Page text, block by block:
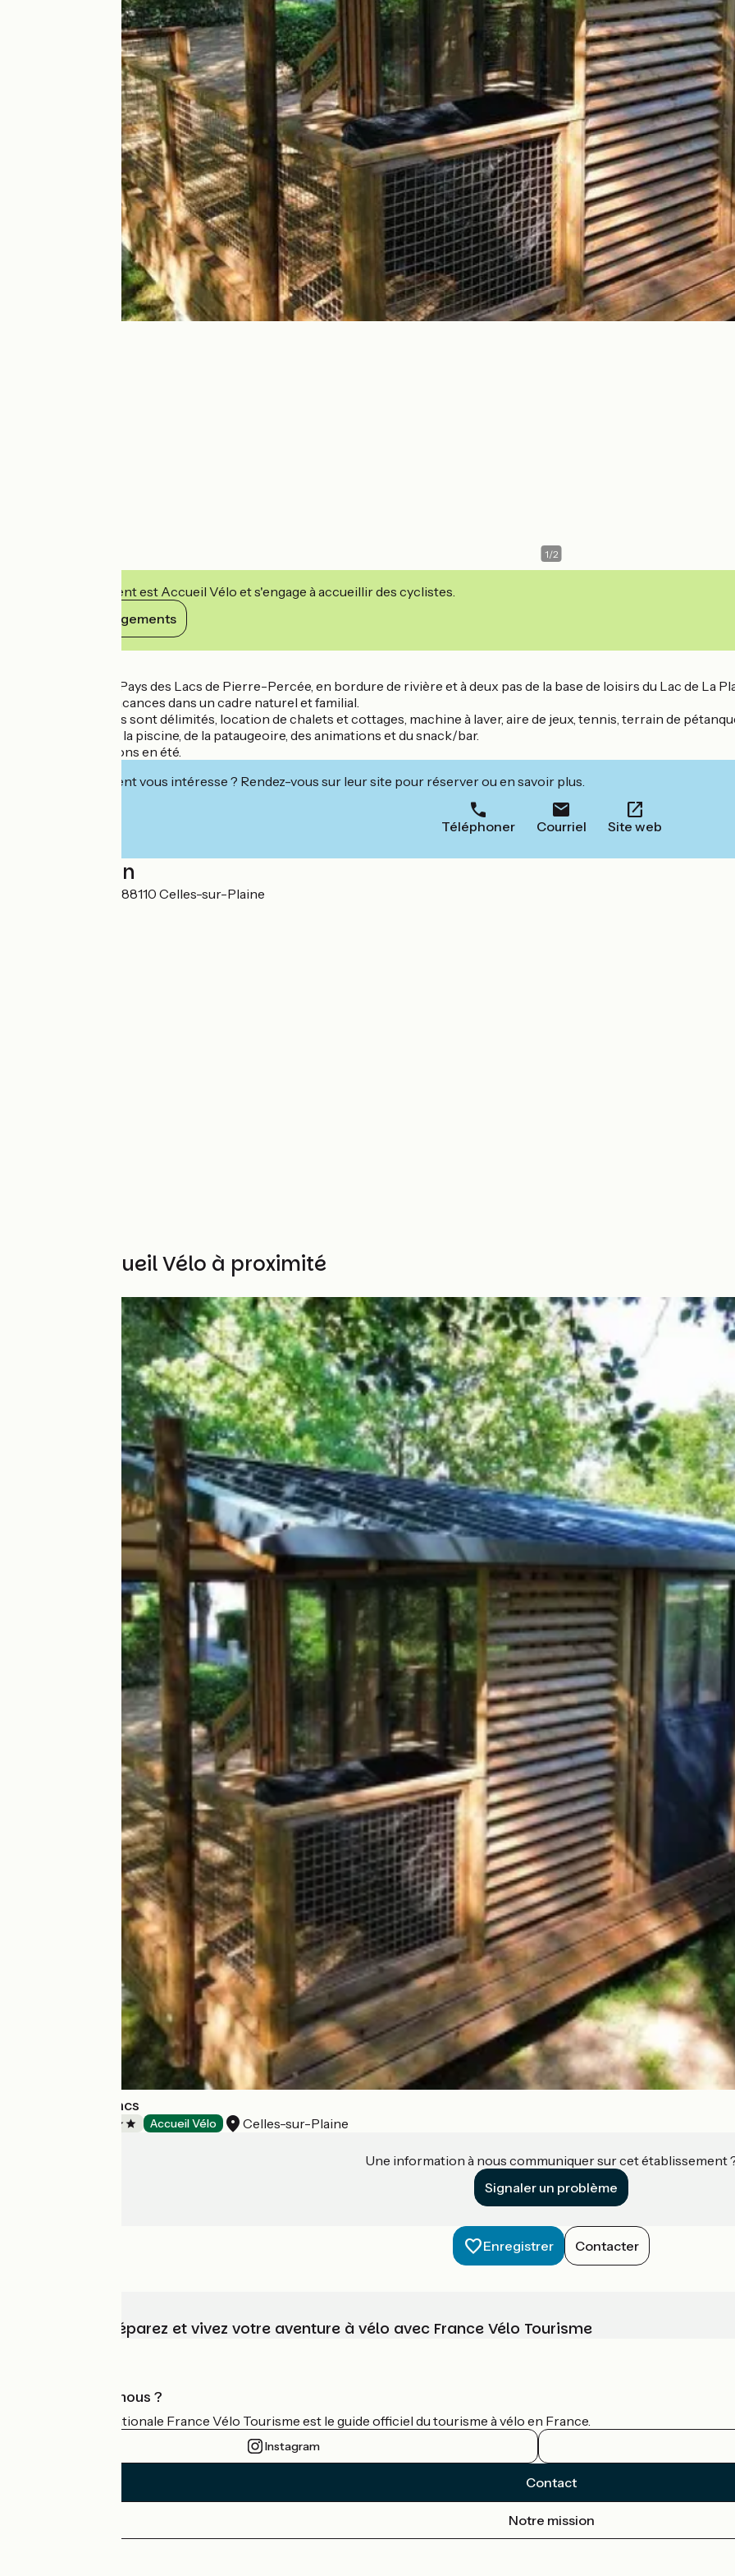
1/2
Cet établissement est Accueil Vélo et s'engage à accueillir des cyclistes.
Voir ses engagements
Situé au coeur du Pays des Lacs de Pierre-Percée, en bordure de rivière et à deux pas de la base de loisirs du Lac de La
pleinement des vacances dans un cadre naturel et familial.
Les emplacements sont délimités, location de chalets et cottages, machine à laver, aire de jeux, tennis, terrain de
En été, profitez de la piscine, de la pataugeoire, des animations et du snack/bar.
Activités, animations en été.
Cet établissement vous intéresse ? Rendez-vous sur leur site pour réserver ou en savoir plus.
Téléphoner Courriel Site web
Localisation
6 Place de la Gare 88110 Celles-sur-Plaine
Autres Accueil Vélo à proximité
Camping des Lacs
Accueil Vélo Celles-sur-Plaine
Une information à nous communiquer sur cet établissement
Signaler un problème
Enregistrer Contacter
Choisissez, préparez et vivez votre aventure à vélo avec France Vélo Tourisme
Qui sommes-nous ?
L'association nationale France Vélo Tourisme est le guide officiel du tourisme à vélo en France.
Instagram
Contact
Notre mission